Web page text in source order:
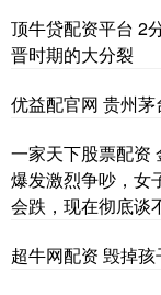
顶牛贷配资平台 2
晋时期的大分裂
优益配官网 贵州
一家天下股票配资
爆发激烈争吵，女
会跌，现在彻底谈
超牛网配资 毁掉孩